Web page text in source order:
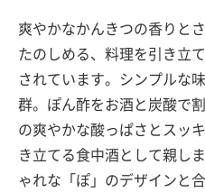
爽やかなかんきつの香りと
たのしめる、料理を引き立
されています。シンプルな
群。ぽん酢をお酒と炭酸で
の爽やかな酸っぱさとスッ
き立てる食中酒として親し
ゃれな「ぽ」のデザインと